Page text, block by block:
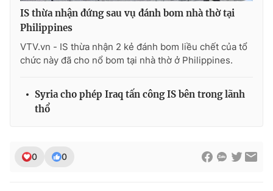
VTV Money VTV Thể thao
VTV Sức khoẻ Bất động sản
VTV4
VTV9
IS thừa nhận đứng sau vụ đánh bom nhà thờ tại
Philippines
VTV.vn - IS thừa nhận 2 kẻ đánh bom liều chết của tổ
chức này đã cho nổ bom tại nhà thờ ở Philippines.
Syria cho phép Iraq tấn công IS bên trong lãnh
thổ
0 0